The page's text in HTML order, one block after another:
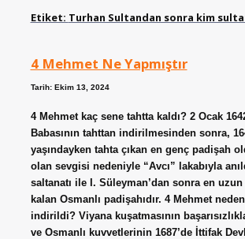
Etiket: Turhan Sultandan sonra kim
4 Mehmet Ne Yapmıştır
Tarih: Ekim 13, 2024
4 Mehmet kaç sene tahtta kaldı? 2 Ocak
Babasının tahttan indirilmesinden sonra,
yaşındayken tahta çıkan en genç padişah
olan sevgisi nedeniyle “Avcı” lakabıyla
saltanatı ile I. Süleyman’dan sonra en
kalan Osmanlı padişahıdır. 4 Mehmet
indirildi? Viyana kuşatmasının
ve Osmanlı kuvvetlerinin 1687’de İttifak